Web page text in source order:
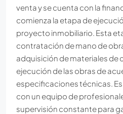
venta y se cuenta con la
comienza la etapa de
proyecto inmobiliario. Esta
contratación de mano de
adquisición de materiales de
ejecución de las obras de
especificaciones técnicas.
con un equipo de
supervisión constante para